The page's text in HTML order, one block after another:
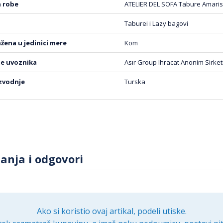
Tabure Amaris Pouffe dolazi u jednom komadu, spreman
108 x 108 x 48 cm, što omogućava lako skladištenje i
izbor za sve koji traže kombinaciju stila, udobnosti i
u njegovim prednostima svakodnevno.
robe ATELIER DEL SOFA Tabure
Taburei i Lazy bagovi
u jedinici mere Kom
uvoznika Asır Group Ihracat Anonim Sirketi
Turska
i odgovori
Ako si koristio ovaj artikal, podeli utiske.